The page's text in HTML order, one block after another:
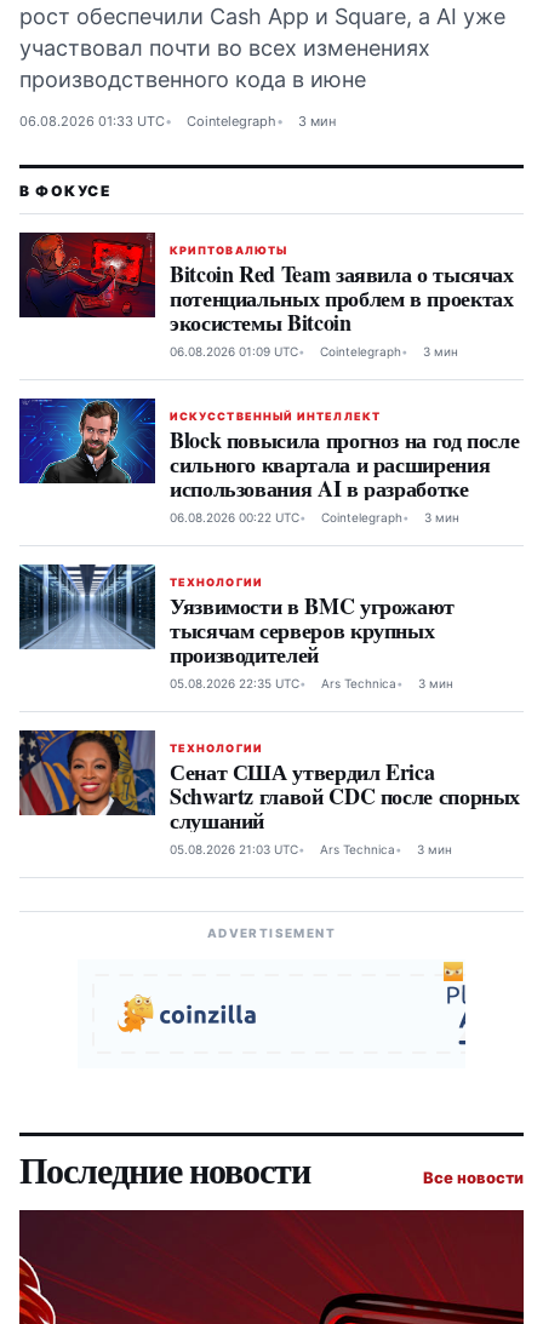
рост обеспечили Cash App и Square, а AI уже
участвовал почти во всех изменениях
производственного кода в июне
06.08.2026 01:33 UTC Cointelegraph 3 мин
КРИПТОВАЛЮТЫ
Bitcoin Red Team заявила о тысячах
потенциальных проблем в проектах
экосистемы Bitcoin
06.08.2026 01:09 UTC Cointelegraph 3 мин
ИСКУССТВЕННЫЙ ИНТЕЛЛЕКТ
Block повысила прогноз на год после
сильного квартала и расширения
использования AI в разработке
06.08.2026 00:22 UTC Cointelegraph 3 мин
ТЕХНОЛОГИИ
Уязвимости в BMC угрожают
тысячам серверов крупных
производителей
05.08.2026 22:35 UTC Ars Technica 3 мин
ТЕХНОЛОГИИ
Сенат США утвердил Erica
Schwartz главой CDC после спорных
слушаний
05.08.2026 21:03 UTC Ars Technica 3 мин
ADVERTISEMENT
Последние новости Все новости